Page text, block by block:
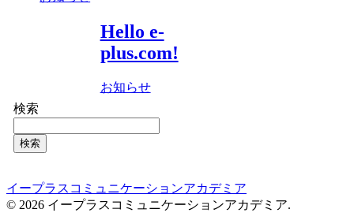
Hello e-
plus.com!
お知らせ
検索
検索
イープラスコミュニケーションアカデミア
© 2026 イープラスコミュニケーションアカデミア.